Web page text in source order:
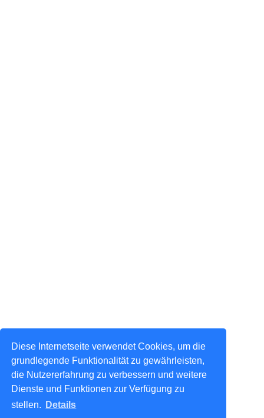
Diese Internetseite verwendet Cookies, um die
grundlegende Funktionalität zu gewährleisten,
die Nutzererfahrung zu verbessern und weitere
Dienste und Funktionen zur Verfügung zu
stellen.
Details